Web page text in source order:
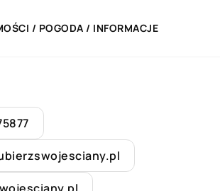
/ POGODA / INFORMACJE